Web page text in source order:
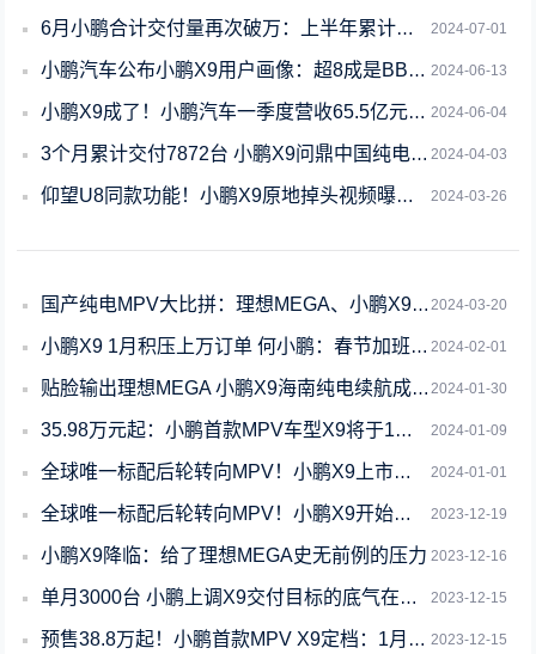
2024-07-01
6月小鹏合计交付量再次破万：上半年累计交付新车52028台
2024-06-13
小鹏汽车公布小鹏X9用户画像：超8成是BBA增购车主
2024-06-04
小鹏X9成了！小鹏汽车一季度营收65.5亿元 同比暴增超60%
2024-04-03
3个月累计交付7872台 小鹏X9问鼎中国纯电MPV销冠
2024-03-26
仰望U8同款功能！小鹏X9原地掉头视频曝光：双电机就能做到
2024-03-20
国产纯电MPV大比拼：理想MEGA、小鹏X9续航对比实测
2024-02-01
小鹏X9 1月积压上万订单 何小鹏：春节加班 做好去工厂拧螺丝准备
2024-01-30
贴脸输出理想MEGA 小鹏X9海南纯电续航成绩出炉：达成率超高
2024-01-09
35.98万元起：小鹏首款MPV车型X9将于1月13日开启交付
2024-01-01
全球唯一标配后轮转向MPV！小鹏X9上市：35.98万起
2023-12-19
全球唯一标配后轮转向MPV！小鹏X9开始强势反击
2023-12-16
小鹏X9降临：给了理想MEGA史无前例的压力
2023-12-15
单月3000台 小鹏上调X9交付目标的底气在哪里
2023-12-15
预售38.8万起！小鹏首款MPV X9定档：1月1日正式上市